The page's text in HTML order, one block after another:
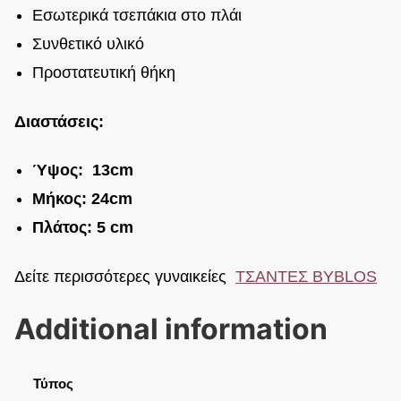
Εσωτερικά τσεπάκια στο πλάι
Συνθετικό υλικό
Προστατευτική θήκη
Διαστάσεις:
Ύψος: 13cm
Μήκος: 24cm
Πλάτος: 5 cm
Δείτε περισσότερες γυναικείες ΤΣΑΝΤΕΣ BYBLOS
Additional information
Τύπος